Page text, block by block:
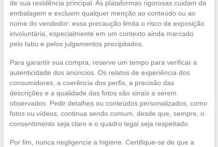
de sua residência principal. As plataformas rigorosas cuidam da
embalagem e excluem qualquer menção ao conteúdo ou ao
nome do vendedor: essa precaução limita o risco de exposição
involuntária, especialmente em um contexto ainda marcado
pelo tabu e pelos julgamentos precipitados.
Para garantir sua compra, reserve um tempo para verificar a
autenticidade dos anúncios. Os relatos de experiência dos
consumidores, a coerência dos perfis, a precisão das
descrições e a qualidade das fotos são sinais a serem
observados. Pedir detalhes ou conteúdos personalizados, como
fotos ou vídeos, continua sendo comum, desde que, sempre, o
consentimento seja claro e o quadro legal seja respeitado.
Por fim, nunca negligencie a higiene. Certifique-se de que a